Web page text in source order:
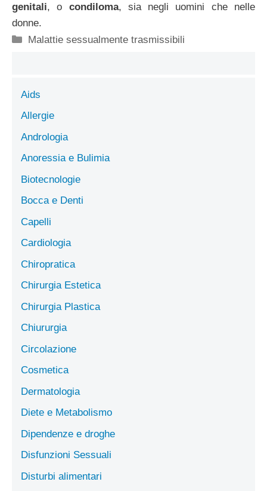
genitali, o condiloma, sia negli uomini che nelle
donne.
Categorie
Malattie sessualmente trasmissibili
Aids
Allergie
Andrologia
Anoressia e Bulimia
Biotecnologie
Bocca e Denti
Capelli
Cardiologia
Chiropratica
Chirurgia Estetica
Chirurgia Plastica
Chiururgia
Circolazione
Cosmetica
Dermatologia
Diete e Metabolismo
Dipendenze e droghe
Disfunzioni Sessuali
Disturbi alimentari